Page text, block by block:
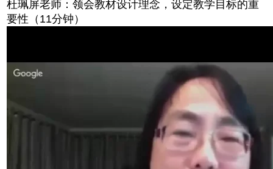
杜珮屏老师：领会教材设计理念，设定教学目标的重
要性（11分钟）